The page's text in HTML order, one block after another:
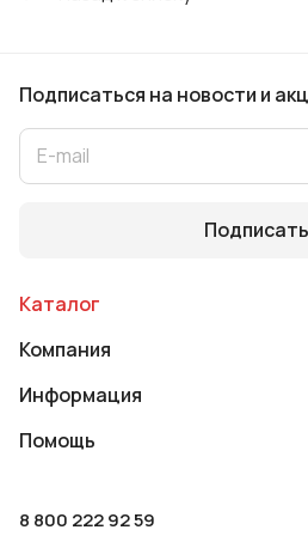
Подписаться на новости и
Каталог
Компания
Информация
Помощь
8 800 222 92 59